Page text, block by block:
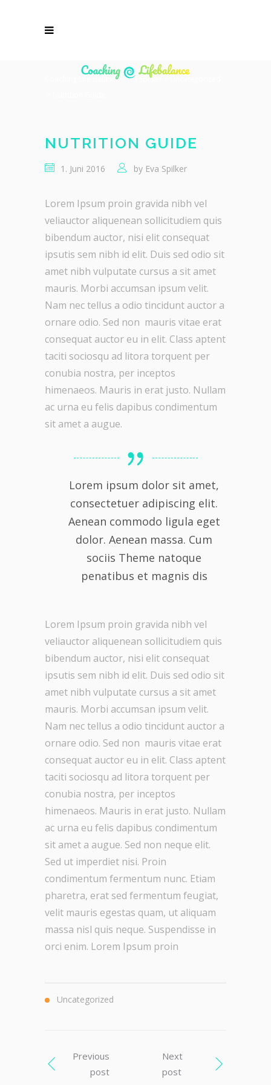
Coaching Life Balance - Eva Spilker
NUTRITION GUIDE
1. Juni 2016 by Eva Spilker
Lorem Ipsum proin gravida nibh vel
veliauctor aliquenean sollicitudiem quis
bibendum auctor, nisi elit consequat
ipsutis sem nibh id elit. Duis sed odio sit
amet nibh vulputate cursus a sit amet
mauris. Morbi accumsan ipsum velit.
Nam nec tellus a odio tincidunt auctor a
ornare odio. Sed non mauris vitae erat
consequat auctor eu in elit. Class aptent
taciti sociosqu ad litora torquent per
conubia nostra, per inceptos
himenaeos. Mauris in erat justo. Nullam
ac urna eu felis dapibus condimentum
sit amet a augue.
Lorem ipsum dolor sit amet,
consectetuer adipiscing elit.
Aenean commodo ligula eget
dolor. Aenean massa. Cum
sociis Theme natoque
penatibus et magnis dis
Lorem Ipsum proin gravida nibh vel
veliauctor aliquenean sollicitudiem quis
bibendum auctor, nisi elit consequat
ipsutis sem nibh id elit. Duis sed odio sit
amet nibh vulputate cursus a sit amet
mauris. Morbi accumsan ipsum velit.
Nam nec tellus a odio tincidunt auctor a
ornare odio. Sed non mauris vitae erat
consequat auctor eu in elit. Class aptent
taciti sociosqu ad litora torquent per
conubia nostra, per inceptos
himenaeos. Mauris in erat justo. Nullam
ac urna eu felis dapibus condimentum
sit amet a augue. Sed non neque elit.
Sed ut imperdiet nisi. Proin
condimentum fermentum nunc. Etiam
pharetra, erat sed fermentum feugiat,
velit mauris egestas quam, ut aliquam
massa nisl quis neque. Suspendisse in
orci enim. Lorem Ipsum proin
Uncategorized
Previous
post
Next
post